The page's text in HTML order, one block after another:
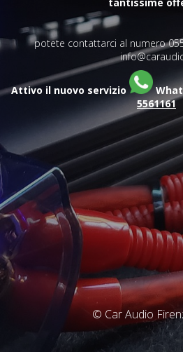
potete contattarci al numero
Attivo il nuovo servizio
5561161
© Car Audio